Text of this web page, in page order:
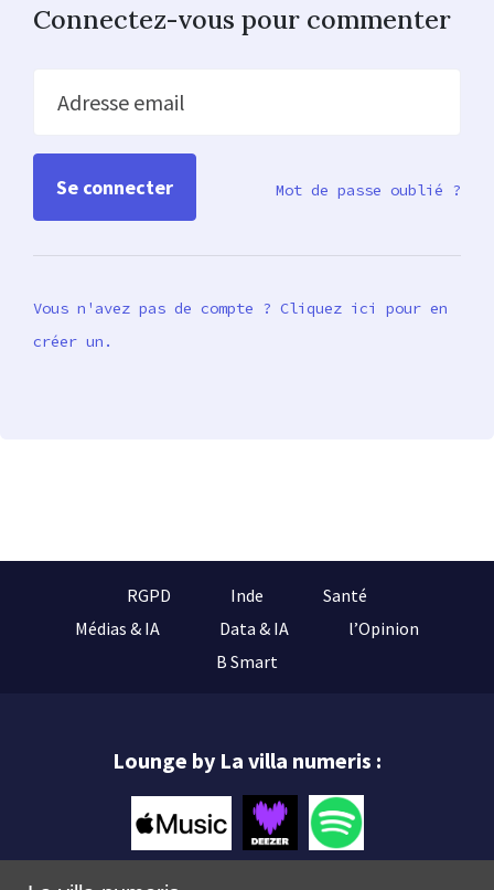
Connectez-vous pour commenter
Adresse email
Mot de passe oublié ?
Vous n'avez pas de compte ? Cliquez ici pour en
créer un.
RGPD Inde
Santé
Médias & IA
Data & IA
l’Opinion
B Smart
Lounge by La villa numeris :